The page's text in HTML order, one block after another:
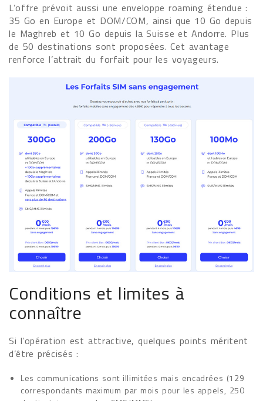
L’offre prévoit aussi une enveloppe roaming étendue :
35 Go en Europe et DOM/COM, ainsi que 10 Go depuis
le Maghreb et 10 Go depuis la Suisse et Andorre. Plus
de 50 destinations sont proposées. Cet avantage
renforce l’attrait du forfait pour les voyageurs.
Conditions et limites à
connaître
Si l’opération est attractive, quelques points méritent
d’être précisés :
Les communications sont illimitées mais encadrées (129
correspondants maximum par mois pour les appels, 250